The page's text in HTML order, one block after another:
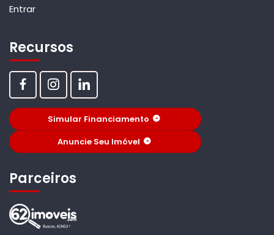
Entrar
Recursos
Simular Financiamento
Anuncie Seu Imóvel
Parceiros